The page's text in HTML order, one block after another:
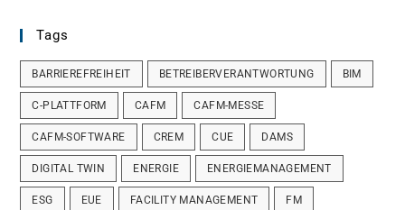
Tags
BARRIEREFREIHEIT BETREIBERVERANTWORTUNG BIM
C-PLATTFORM CAFM CAFM-MESSE
CAFM-SOFTWARE CREM CUE DAMS
DIGITAL TWIN ENERGIE ENERGIEMANAGEMENT
ESG EUE FACILITY MANAGEMENT FM